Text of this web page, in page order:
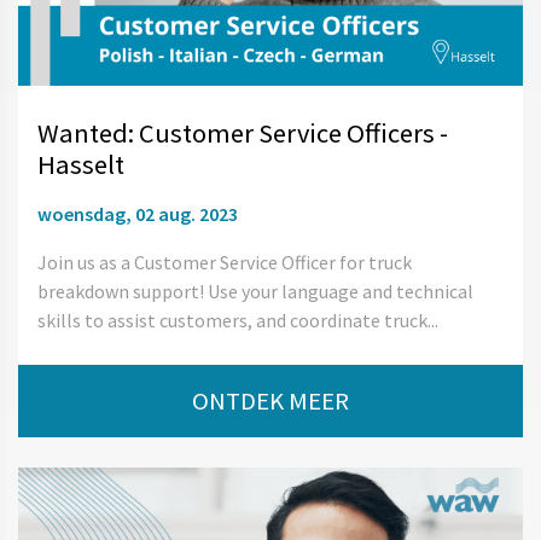
Wanted: Customer Service Officers -
Hasselt
woensdag, 02 aug. 2023
Join us as a Customer Service Officer for truck
breakdown support! Use your language and technical
skills to assist customers, and coordinate truck...
ONTDEK MEER